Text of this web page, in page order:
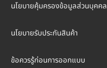
นโยบายคุ้มครองข้อมูลส่วนบุคคล
นโยบายรับประกันสินค้า
ข้อควรรู้ก่อนการออกแบบ